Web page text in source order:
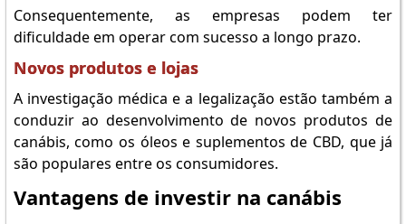
Consequentemente, as empresas podem ter
dificuldade em operar com sucesso a longo prazo.
Novos produtos e lojas
A investigação médica e a legalização estão também a
conduzir ao desenvolvimento de novos produtos de
canábis, como os óleos e suplementos de CBD, que já
são populares entre os consumidores.
Vantagens de investir na canábis